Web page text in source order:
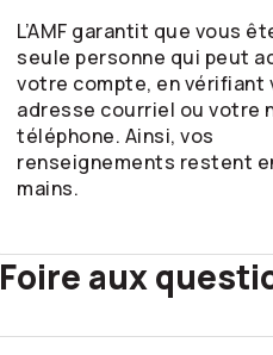
L’AMF garantit que vous
seule personne qui peut
votre compte, en vérifiant
adresse courriel ou votre
téléphone. Ainsi, vos
renseignements restent
mains.
Foire aux